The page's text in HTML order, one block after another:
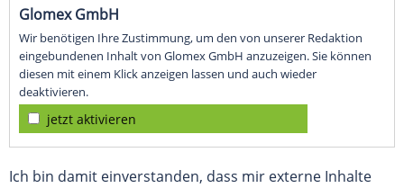
Glomex GmbH
Wir benötigen Ihre Zustimmung, um den von unserer Redaktion
eingebundenen Inhalt von Glomex GmbH anzuzeigen. Sie können
diesen mit einem Klick anzeigen lassen und auch wieder
deaktivieren.
jetzt aktivieren
Ich bin damit einverstanden, dass mir externe Inhalte